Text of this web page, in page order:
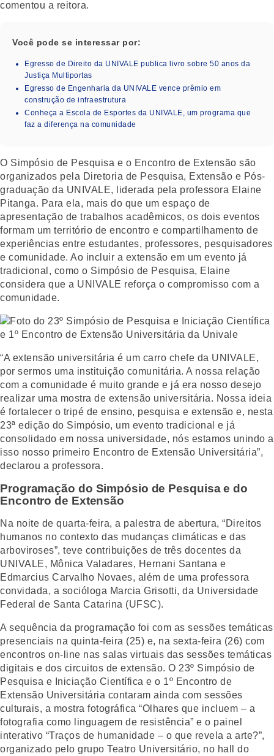
comentou a reitora.
Você pode se interessar por:
Egresso de Direito da UNIVALE publica livro sobre 50 anos da
Justiça Multiportas
Egresso de Engenharia da UNIVALE vence prêmio em
construção de infraestrutura
Conheça a Escola de Esportes da UNIVALE, um programa que
faz a diferença na comunidade
O Simpósio de Pesquisa e o Encontro de Extensão são
organizados pela Diretoria de Pesquisa, Extensão e Pós-
graduação da UNIVALE, liderada pela professora Elaine
Pitanga. Para ela, mais do que um espaço de
apresentação de trabalhos acadêmicos, os dois eventos
formam um território de encontro e compartilhamento de
experiências entre estudantes, professores, pesquisadores
e comunidade. Ao incluir a extensão em um evento já
tradicional, como o Simpósio de Pesquisa, Elaine
considera que a UNIVALE reforça o compromisso com a
comunidade.
“A extensão universitária é um carro chefe da UNIVALE,
por sermos uma instituição comunitária. A nossa relação
com a comunidade é muito grande e já era nosso desejo
realizar uma mostra de extensão universitária. Nossa ideia
é fortalecer o tripé de ensino, pesquisa e extensão e, nesta
23ª edição do Simpósio, um evento tradicional e já
consolidado em nossa universidade, nós estamos unindo a
isso nosso primeiro Encontro de Extensão Universitária”,
declarou a professora.
Programação do Simpósio de Pesquisa e do
Encontro de Extensão
Na noite de quarta-feira, a palestra de abertura, “Direitos
humanos no contexto das mudanças climáticas e das
arboviroses”, teve contribuições de três docentes da
UNIVALE, Mônica Valadares, Hernani Santana e
Edmarcius Carvalho Novaes, além de uma professora
convidada, a socióloga Marcia Grisotti, da Universidade
Federal de Santa Catarina (UFSC).
A sequência da programação foi com as sessões temáticas
presenciais na quinta-feira (25) e, na sexta-feira (26) com
encontros on-line nas salas virtuais das sessões temáticas
digitais e dos circuitos de extensão. O 23º Simpósio de
Pesquisa e Iniciação Científica e o 1º Encontro de
Extensão Universitária contaram ainda com sessões
culturais, a mostra fotográfica “Olhares que incluem – a
fotografia como linguagem de resistência” e o painel
interativo “Traços de humanidade – o que revela a arte?”,
organizado pelo grupo Teatro Universitário, no hall do